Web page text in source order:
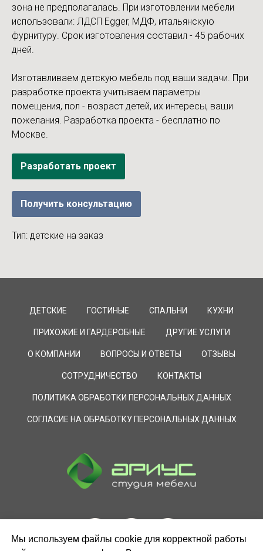
зона не предполагалась. При изготовлении мебели
использовали: ЛДСП Egger, МДФ, итальянскую
фурнитуру. Срок изготовления составил - 45 рабочих
дней.
Изготавливаем детскую мебель под ваши задачи. При
разработке проекта учитываем параметры
помещения, пол - возраст детей, их интересы, ваши
пожелания. Разработка проекта - бесплатно по
Москве.
Разработать проект
Получить консультацию
Тип: детские на заказ
ДЕТСКИЕ ГОСТИНЫЕ СПАЛЬНИ КУХНИ
ПРИХОЖИЕ И ГАРДЕРОБНЫЕ ДРУГИЕ УСЛУГИ
О КОМПАНИИ ВОПРОСЫ И ОТВЕТЫ ОТЗЫВЫ
СОТРУДНИЧЕСТВО КОНТАКТЫ
ПОЛИТИКА ОБРАБОТКИ ПЕРСОНАЛЬНЫХ ДАННЫХ
СОГЛАСИЕ НА ОБРАБОТКУ ПЕРСОНАЛЬНЫХ ДАННЫХ
Мы используем файлы cookie для корректной работы